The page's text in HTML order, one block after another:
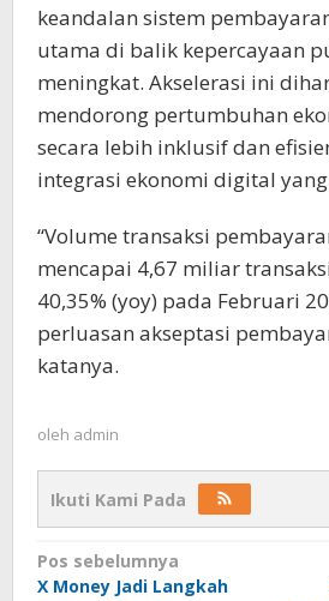
keandalan sistem
utama di balik kepercayaan
meningkat. Akselerasi ini
mendorong pertumbuhan
secara lebih inklusif dan
integrasi ekonomi digital
“Volume transaksi
mencapai 4,67 miliar
40,35% (yoy) pada Februari
perluasan akseptasi
katanya.
oleh admin
Ikuti Kami Pada
Navigasi
Pos sebelumnya
X Money Jadi Langkah